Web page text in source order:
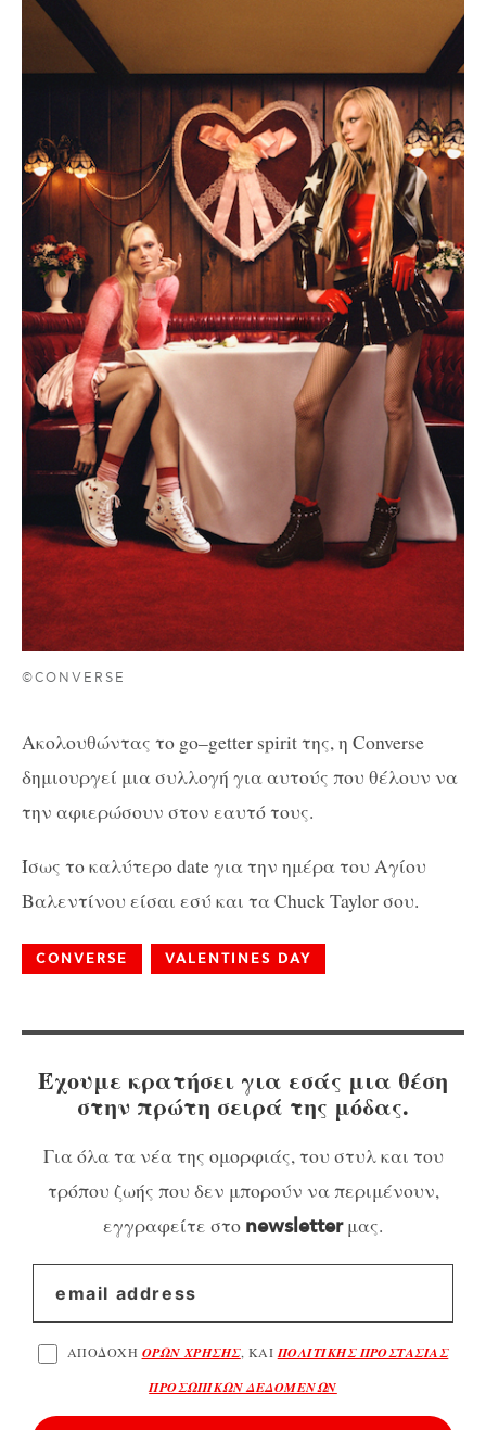
©CONVERSE
Ακολουθώντας το go–getter spiritτης, η Converse
δημιουργεί μια συλλογή για αυτούς που θέλουν να
την αφιερώσουν στον εαυτό τους.
Ίσως το καλύτεροdateγια την ημέρα του Αγίου
Βαλεντίνου είσαι εσύ και ταChuck Taylorσου.
CONVERSE VALENTINES DAY
Έχουμε κρατήσει για εσάς μια θέση
στην πρώτη σειρά της μόδας.
Για όλα τα νέα της ομορφιάς, του στυλ και του
τρόπου ζωής που δεν μπορούν να περιμένουν,
εγγραφείτε στο newsletterμας.
ΑΠΟΔΟΧΗ ΟΡΩΝ ΧΡΗΣΗΣ, ΚΑΙΠΟΛΙΤΙΚΗΣ ΠΡΟΣΤΑΣΙΑΣ
ΠΡΟΣΩΠΙΚΩΝ ΔΕΔΟΜΕΝΩΝ